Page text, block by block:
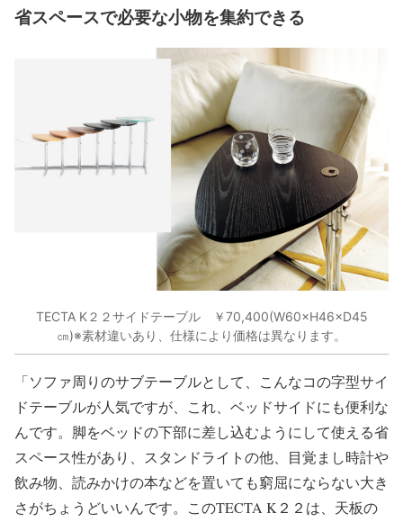
省スペースで必要な小物を集約できる
TECTA K２２サイドテーブル ￥70,400(W60×H46×D45
㎝)※素材違いあり、仕様により価格は異なります。
「ソファ周りのサブテーブルとして、こんなコの字型サイ
ドテーブルが人気ですが、これ、ベッドサイドにも便利な
んです。脚をベッドの下部に差し込むようにして使える省
スペース性があり、スタンドライトの他、目覚まし時計や
飲み物、読みかけの本などを置いても窮屈にならない大き
さがちょうどいいんです。このTECTA K２２は、天板の